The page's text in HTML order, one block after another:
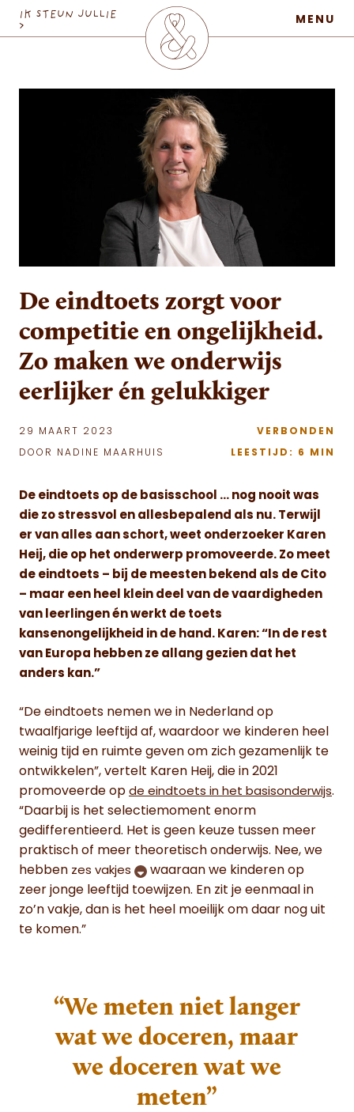
MaatschapWij
MENU
IK STEUN JULLIE
>
De eindtoets zorgt voor
competitie en ongelijkheid.
Zo maken we onderwijs
eerlijker én gelukkiger
29 MAART 2023
DOOR NADINE MAARHUIS
VERBONDEN
LEESTIJD: 6 MIN
De eindtoets op de basisschool … nog nooit was
die zo stressvol en allesbepalend als nu. Terwijl
er van alles aan schort, weet onderzoeker Karen
Heij, die op het onderwerp promoveerde. Zo meet
de eindtoets – bij de meesten bekend als de Cito
– maar een heel klein deel van de vaardigheden
van leerlingen én werkt de toets
kansenongelijkheid in de hand. Karen: “In de rest
van Europa hebben ze allang gezien dat het
anders kan.”
“De eindtoets nemen we in Nederland op
twaalfjarige leeftijd af, waardoor we kinderen heel
weinig tijd en ruimte geven om zich gezamenlijk te
ontwikkelen”, vertelt Karen Heij, die in 2021
promoveerde op de eindtoets in het basisonderwijs.
“Daarbij is het selectiemoment enorm
gedifferentieerd. Het is geen keuze tussen meer
praktisch of meer theoretisch onderwijs. Nee, we
hebben zes vakjes
waaraan we kinderen op
zeer jonge leeftijd toewijzen. En zit je eenmaal in
zo’n vakje, dan is het heel moeilijk om daar nog uit
te komen.”
“We meten niet langer
wat we doceren, maar
we doceren wat we
meten”